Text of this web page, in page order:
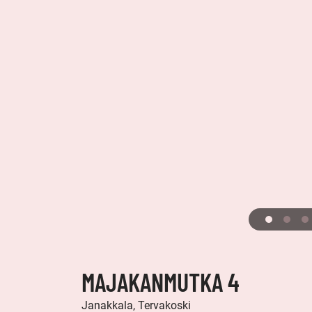
MAJAKANMUTKA 4
Janakkala, Tervakoski